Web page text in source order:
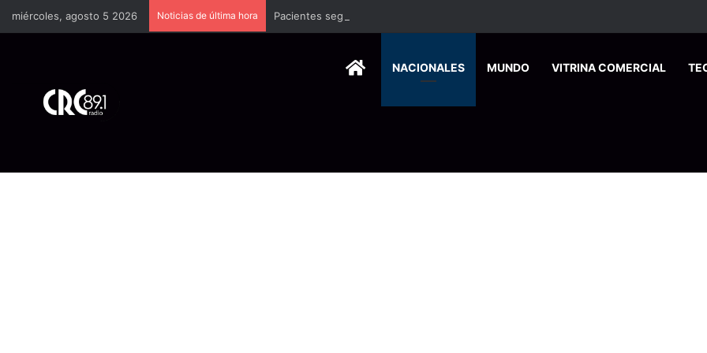
miércoles, agosto 5 2026 Noticias de última hora Pacientes seguirán bajo medidas de emergencia por renuncia de especialistas en la
HOMENACIONALES MUNDO VITRINA COMERCIAL